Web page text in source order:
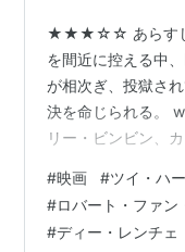
★★★☆☆ あらすじ
を間近に控える中
が相次ぎ、投獄さ
決を命じられる。
リー・ビンビン、
塔「通天仏」で起
冒頭は洛陽の街並
仏のデカさに驚か
#映画 #ツイ・ハ
#ロバート・ファン
#ディー・レンチェ